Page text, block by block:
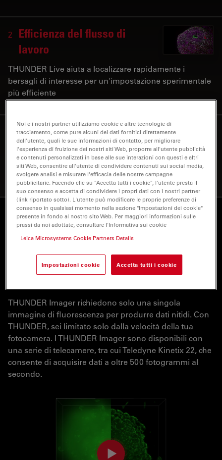
2
Efficienza del flusso di
lavoro
THUNDER Live aiuta a localizzare rapidamente i
bersagli di interesse per un'impostazione sperimentale
più efficiente
Migliori risultati di analisi
I set di dati THUNDER consentono di
migliorare il rilevamento degli oggetti per una migliore
analisi dei dati
Immagine alla velocità della vita -
Processi cellulari
Le cellule vive contengono una serie di processi
dinamici che richiedono un sistema in grado di
THUNDER Imager richiedono solo una singola
immagine di fluorescenza per produrre dati nitidi. Con
THUNDER, sei limitato solo dalla velocità della tua
fotocamera. I THUNDER Imager sono disponibili con
una serie di telecamere, tra cui Teledyne Kinetix 22, che
consente di acquisire dati a oltre 500 fotogrammi al
secondo.
Noi e i nostri partner utilizziamo cookie e altre tecnologie di
tracciamento, come pure alcuni dei dati fornitici direttamente
dall'utente, quali le sue informazioni di contatto, per migliorare
l'esperienza di fruizione dei nostri siti Web, proporre all'utente pubblicità
e contenuti personalizzati in base alle sue interazioni con questi e altri
siti Web, consentire all'utente di condividere contenuti sui social media,
svolgere analisi e misurare l'efficacia delle nostre campagne
pubblicitarie. Facendo clic su "Accetta tutti i cookie", l'utente presta il
suo consenso e accetta di condividere i propri dati con i nostri partner
(link riportato sotto). L'utente può modificare le proprie preferenze di
consenso in qualsiasi momento nella sezione "Impostazioni dei cookie"
presente in fondo al nostro sito Web. Per maggiori informazioni sulle
prassi da noi adottate, consultare l'Informativa sui cookie
Leica Microsystems Cookie Partners Details
Impostazioni cookie Accetta tutti i cookie